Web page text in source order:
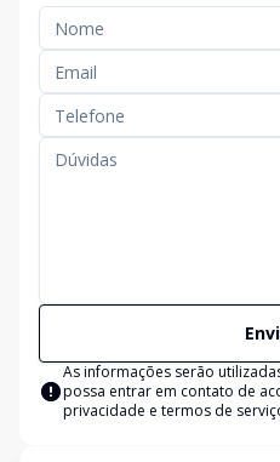
As informações serão
possa entrar em contato de
privacidade e termos de